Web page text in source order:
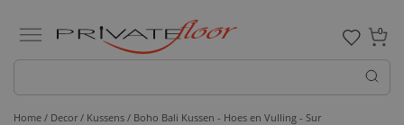
0
Home / Decor / Kussens / Boho Bali Kussen - Hoes en Vulling - Sur